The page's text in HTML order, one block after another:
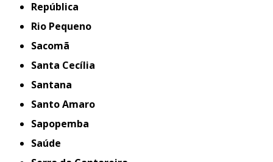
República
Rio Pequeno
Sacomã
Santa Cecília
Santana
Santo Amaro
Sapopemba
Saúde